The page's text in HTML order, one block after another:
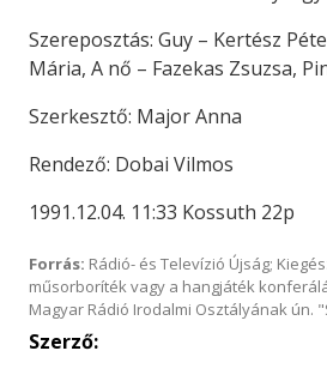
Szereposztás: Guy – Kertész
Mária, A nő – Fazekas Zsuzsa,
Szerkesztő: Major Anna
Rendező: Dobai Vilmos
1991.12.04. 11:33 Kossuth 22p
Forrás: Rádió- és Televízió Újság;
műsorboríték vagy a hangjáték
Magyar Rádió Irodalmi Osztályának ún.
Szerző: